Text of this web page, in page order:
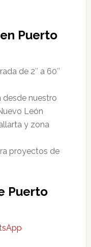
Puerto
de 2″ a 60″
desde nuestro
León
y zona
proyectos de
Puerto